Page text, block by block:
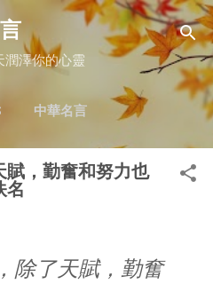
要內容
潤澤你的心靈
中華名言
賦，勤奮和努力也
名
除了天賦，勤奮